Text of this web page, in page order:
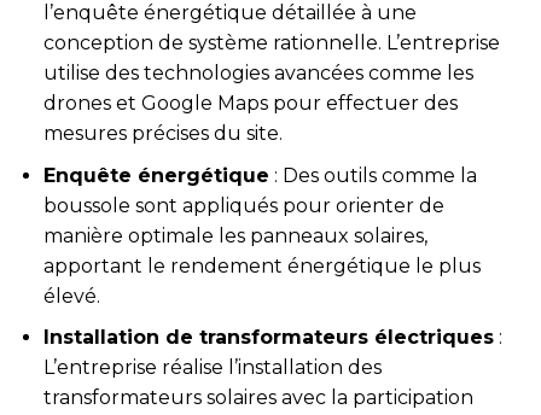
l’enquête énergétique détaillée à une
conception de système rationnelle. L’entreprise
utilise des technologies avancées comme les
drones et Google Maps pour effectuer des
mesures précises du site.
Enquête énergétique : Des outils comme la
boussole sont appliqués pour orienter de
manière optimale les panneaux solaires,
apportant le rendement énergétique le plus
élevé.
Installation de transformateurs électriques:
L’entreprise réalise l’installation des
transformateurs solaires avec la participation